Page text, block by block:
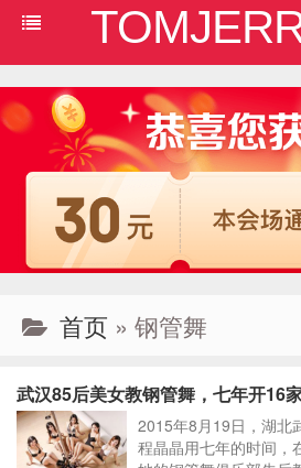
首页 » 钢管舞
武汉85后美女教钢管舞，七年开16
2015年8月19日，湖北
程晶晶用七年的时间，